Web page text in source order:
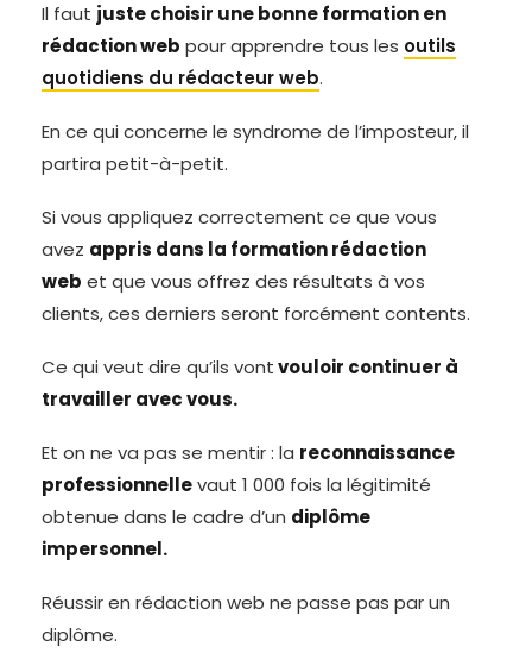
Il faut juste choisir une bonne formation en
rédaction web pour apprendre tous les outils
quotidiens du rédacteur web.
En ce qui concerne le syndrome de l’imposteur, il
partira petit-à-petit.
Si vous appliquez correctement ce que vous
avez appris dans la formation rédaction
web et que vous offrez des résultats à vos
clients, ces derniers seront forcément contents.
Ce qui veut dire qu’ils vontvouloir continuer à
travailler avec vous.
Et on ne va pas se mentir : la reconnaissance
professionnellevaut 1 000 fois la légitimité
obtenue dans le cadre d’un diplôme
impersonnel.
Réussir en rédaction web ne passe pas par un
diplôme.